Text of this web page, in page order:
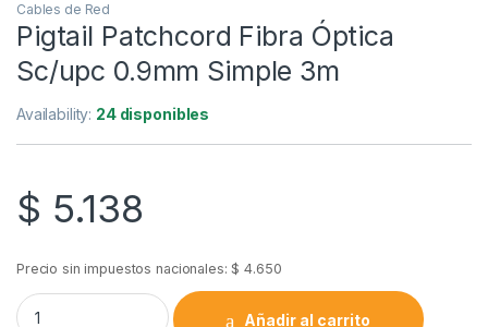
Cables de Red
Pigtail Patchcord Fibra Óptica
Sc/upc 0.9mm Simple 3m
Availability: 24 disponibles
$ 5.138
Precio sin impuestos nacionales:$ 4.650
Pigtail Patchcord Fibra Óptica Sc/upc 0.9mm Simple 3m
Añadir al carrito